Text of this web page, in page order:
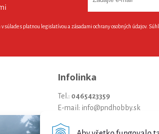
súlade s platnou legislatívou a zásadami ochrany osobných údajov.
Infolinka
Tel.: 0465423359
E-mail: info@pndhobby.sk